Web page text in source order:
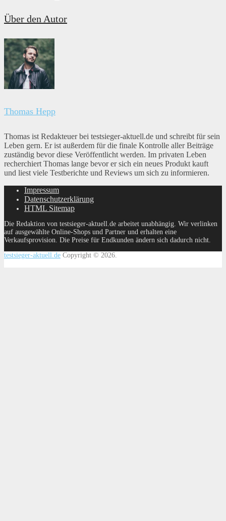
Über den Autor
Thomas Hepp
Thomas ist Redakteuer bei testsieger-aktuell.de und schreibt für sein
Leben gern. Er ist außerdem für die finale Kontrolle aller Beiträge
zuständig bevor diese Veröffentlicht werden. Im privaten Leben
recherchiert Thomas lange bevor er sich ein neues Produkt kauft
und liest viele Testberichte und Reviews um sich zu informieren.
Impressum
Datenschutzerklärung
HTML Sitemap
Die Redaktion von testsieger-aktuell.de arbeitet unabhängig. Wir verlinken
auf ausgewählte Online-Shops und Partner und erhalten eine
Verkaufsprovision. Die Preise für Endkunden ändern sich dadurch nicht.
testsieger-aktuell.de Copyright © 2026.